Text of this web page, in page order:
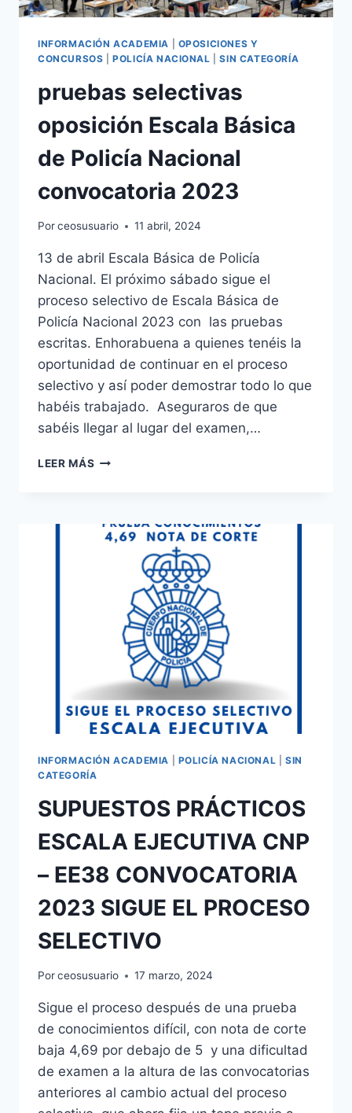
INFORMACIÓN ACADEMIA
OPOSICIONES Y
CONCURSOS |POLICÍA NACIONAL |SIN CATEGORÍA
pruebas selectivas
oposición Escala Básica
de Policía Nacional
convocatoria 2023
Porceosusuario 11 abril, 2024
13 de abril Escala Básica de Policía
Nacional. El próximo sábado sigue el
proceso selectivo de Escala Básica de
Policía Nacional 2023 con las pruebas
escritas. Enhorabuena a quienes tenéis la
oportunidad de continuar en el proceso
selectivo y así poder demostrar todo lo que
habéis trabajado. Aseguraros de que
sabéis llegar al lugar del examen,…
LEER MÁS PRUEBAS
BÁSICA
DE
NACIONAL
CONVOCATORIA
INFORMACIÓN ACADEMIA POLICÍA NACIONAL |SIN
CATEGORÍA
SUPUESTOS PRÁCTICOS
ESCALA EJECUTIVA CNP
– EE38 CONVOCATORIA
2023 SIGUE EL PROCESO
SELECTIVO
Porceosusuario 17 marzo, 2024
Sigue el proceso después de una prueba
de conocimientos difícil, con nota de corte
baja 4,69 por debajo de 5 y una dificultad
de examen a la altura de las convocatorias
anteriores al cambio actual del proceso